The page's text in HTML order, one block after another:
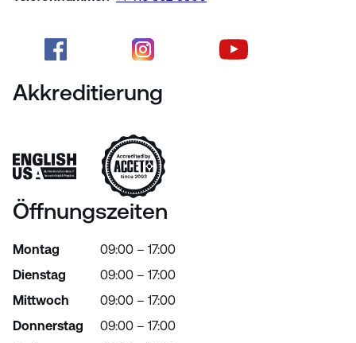
Akkreditierung
Öffnungszeiten
Montag
Dienstag
Mittwoch
Donnerstag
09:00 – 17:00
09:00 – 17:00
09:00 – 17:00
09:00 – 17:00